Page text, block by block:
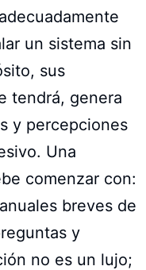
un sistema sin
sus
tendrá, genera
y percepciones
Una
comenzar con:
breves de
y
no es un lujo;